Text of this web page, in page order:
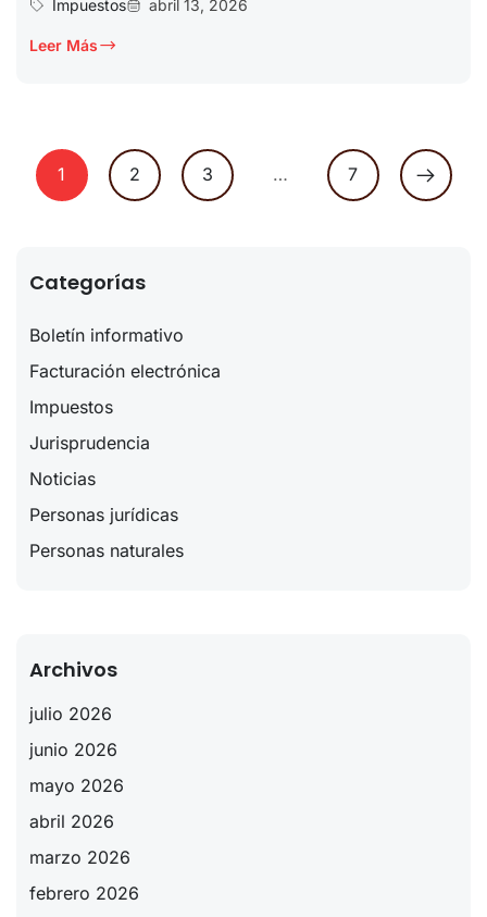
Impuestos abril 13, 2026
Leer Más
1 2 3 … 7
Categorías
Boletín informativo
Facturación electrónica
Impuestos
Jurisprudencia
Noticias
Personas jurídicas
Personas naturales
Archivos
julio 2026
junio 2026
mayo 2026
abril 2026
marzo 2026
febrero 2026